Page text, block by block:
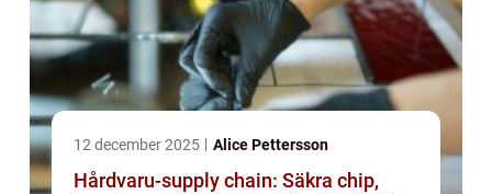
12 december 2025 Alice Pettersson
Hårdvaru-supply chain: Säkra chip,